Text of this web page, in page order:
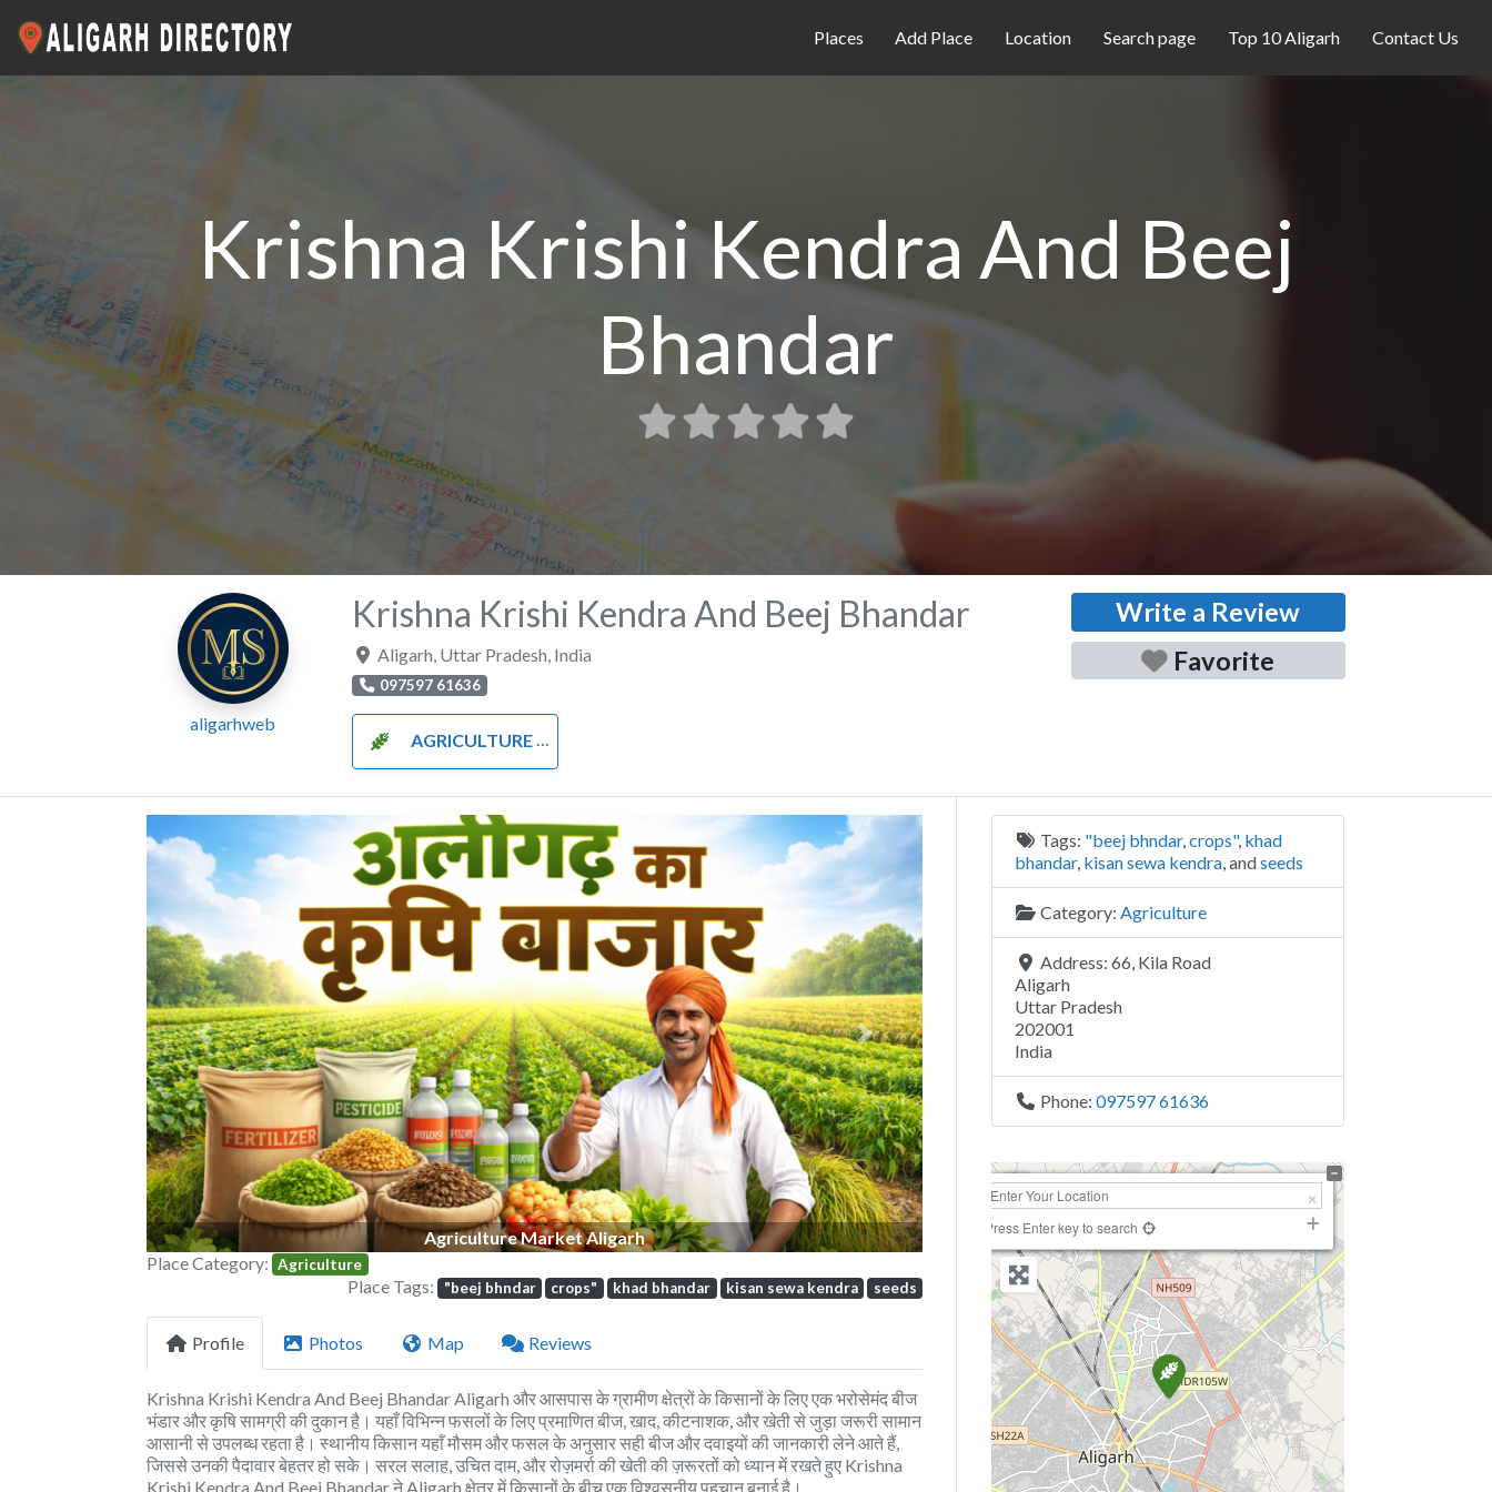
Places Add Place Location Search page Top 10 Aligarh Contact Us
Krishna Krishi Kendra And Beej
Bhandar
aligarhweb
Krishna Krishi Kendra And Beej Bhandar
Aligarh Uttar Pradesh India
097597 61636
AGRICULTURE
Write a Review
Favorite
Agriculture Market Aligarh
Previous Next
Place Category: Agriculture
Place Tags: "beej bhndar crops" khad bhandar kisan sewa kendra seeds
Profile Photos Map Reviews
Krishna Krishi Kendra And Beej Bhandar Aligarh और आसपास के ग्रामीण क्षेत्रों के किसानों के लिए एक भरोसेमंद बीज
भंडार और कृषि सामग्री की दुकान है। यहाँ विभिन्न फसलों के लिए प्रमाणित बीज, खाद, कीटनाशक, और खेती से जुड़ा जरूरी सामान
आसानी से उपलब्ध रहता है। स्थानीय किसान यहाँ मौसम और फसल के अनुसार सही बीज और दवाइयों की जानकारी लेने आते हैं,
जिससे उनकी पैदावार बेहतर हो सके। सरल सलाह, उचित दाम, और रोज़मर्रा की खेती की ज़रूरतों को ध्यान में रखते हुए Krishna
Krishi Kendra And Beej Bhandar ने Aligarh क्षेत्र में किसानों के बीच एक विश्वसनीय पहचान बनाई है।
Tags: "beej bhndar,crops", khad
bhandar, kisan sewa kendra, andseeds
Category: Agriculture
Address: 66, Kila Road
Aligarh
Uttar Pradesh
202001
India
Phone: 097597 61636
+
−
Press Enter key to search